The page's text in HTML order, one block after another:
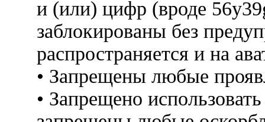
и (или) цифр (вроде
заблокированы без
распространяется и на
• Запрещены любые
• Запрещено